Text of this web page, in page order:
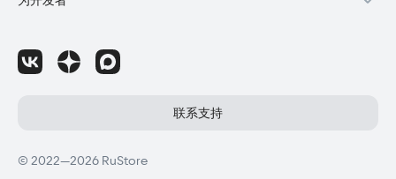
© 2022—2026 RuStore
联系支持
RuStore授权
应用程序更新失败
成为开发者
分销协议